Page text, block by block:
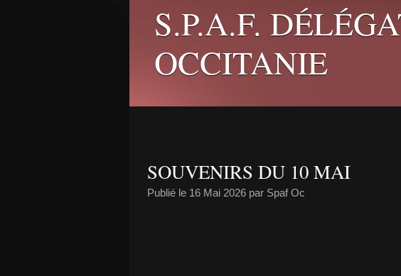
S.P.A.F.
OCCITANIE
SOUVENIRS DU 10 MAI
Publié le 16 Mai 2026 par Spaf Oc